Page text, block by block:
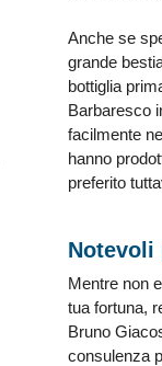
Anche se
grande
bottiglia
Barbaresco
facilmente
hanno
preferito
Notevoli
Mentre non
tua fortuna,
Bruno
consulenza